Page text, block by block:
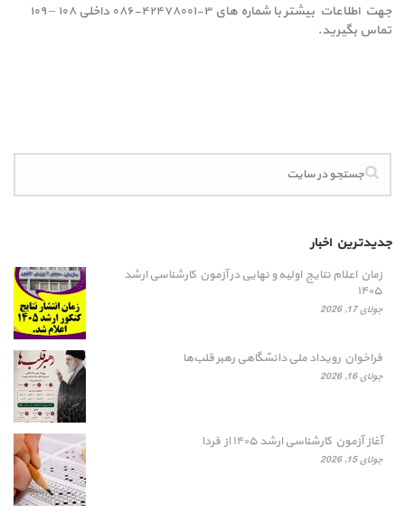
جهت اطلاعات بیشتر با شماره های ۳-۴۲۴۷۸۰۰۱-۰۸۶ داخلی ۱۰۸ – ۱۰۹
تماس بگیرید.
جدیدترین اخبار
زمان اعلام نتایج اولیه و نهایی در آزمون کارشناسی ارشد
۱۴۰۵
جولای 17, 2026
فراخوان رویداد ملی دانشگاهی رهبر قلب‌ها
جولای 16, 2026
آغاز آزمون کارشناسی ارشد ۱۴۰۵ از فردا
جولای 15, 2026